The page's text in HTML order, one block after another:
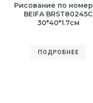
Рисование по
BEIFA BRST80245C
30*40*1.7см
ПОДРОБНЕЕ